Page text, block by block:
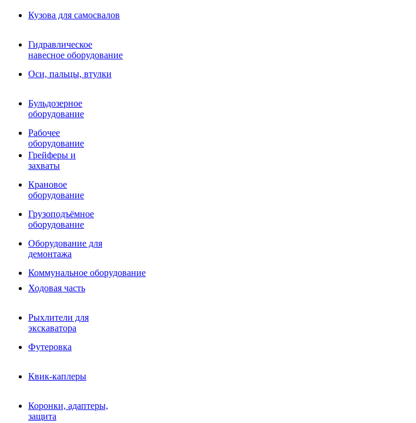
Гидравлическое навесное
оборудование
Гидробуры и шнеки
Вибротрамбовки
Навесные дорожные фрезы
Виброрипперы
Ковши дробильные щековые
Ковши дробильные роторные
Сортировочные ковши барабанные
Сортировочные ковши вальцовые
Фрезы роторные
Фрезы дисковые
Траншеекопатели
Просеивающие ковши для фронтальных погрузчиков
Распределители асфальта
Переходные плиты
Гидроразводка
РВД
Сваерезки
Как выбрать гидромолот
Кузова для самосвалов
Гидравлическое
навесное оборудование
Оси, пальцы, втулки
Бульдозерное
оборудование
Рабочее
оборудование
Грейферы и
захваты
Крановое
оборудование
Грузоподъёмное
оборудование
Оборудование для
демонтажа
Коммунальное оборудование
Ходовая часть
Рыхлители для
экскаватора
Футеровка
Квик-каплеры
Коронки, адаптеры,
защита